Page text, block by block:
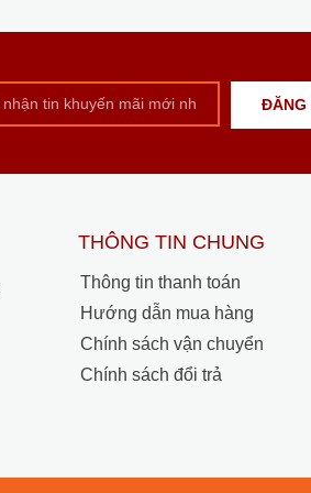
THÔNG TIN CHUNG
Thông tin thanh toán
Hướng dẫn mua hàng
Chính sách vận chuyển
Chính sách đổi trả